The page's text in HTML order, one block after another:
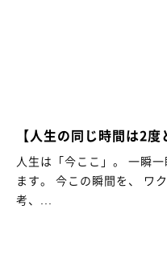
【人生の同じ時間は2度
人生は「今ここ」。 一瞬
ます。 今この瞬間を、 ワ
考、...